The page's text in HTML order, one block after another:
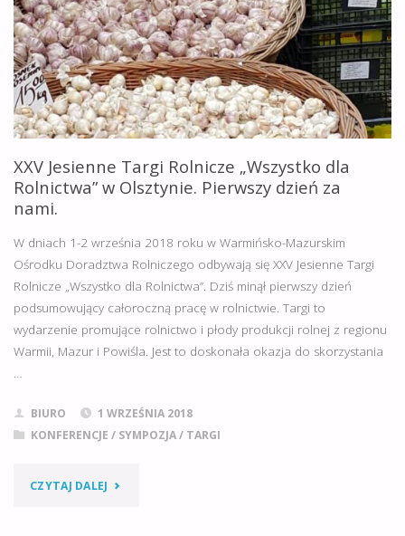
W
WARMIŃSKO-
MAZURSKIM
OŚRODKU
DORADZTWA
W
OLSZTYNIE."
XXV Jesienne Targi Rolnicze „Wszystko dla
Rolnictwa” w Olsztynie. Pierwszy dzień za
nami.
W dniach 1-2 września 2018 roku w Warmińsko-Mazurskim
Ośrodku Doradztwa Rolniczego odbywają się XXV Jesienne Targi
Rolnicze „Wszystko dla Rolnictwa”. Dziś minął pierwszy dzień
podsumowujący całoroczną pracę w rolnictwie. Targi to
wydarzenie promujące rolnictwo i płody produkcji rolnej z regionu
Warmii, Mazur i Powiśla. Jest to doskonała okazja do skorzystania
…
BIURO
1 WRZEŚNIA 2018
KONFERENCJE / SYMPOZJA/ TARGI
CZYTAJ DALEJ "XXV